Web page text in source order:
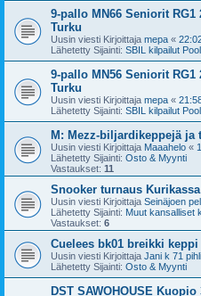
9-pallo MN66 Seniorit RG1
Turku
Uusin viesti Kirjoittaja mepa «
Lähetetty Sijainti: SBIL kilpailut Pool
9-pallo MN56 Seniorit RG1
Turku
Uusin viesti Kirjoittaja mepa «
Lähetetty Sijainti: SBIL kilpailut Pool
M: Mezz-biljardikeppejä ja
Uusin viesti Kirjoittaja Maaahelo «
Lähetetty Sijainti: Osto & Myynti
Vastaukset: 11
Snooker turnaus
Uusin viesti Kirjoittaja Seinäjoen
Lähetetty Sijainti: Muut kansalliset
Vastaukset: 6
Cuelees bk01 breikki keppi
Uusin viesti Kirjoittaja Jani k 71
Lähetetty Sijainti: Osto & Myynti
DST SAWOHOUSE Kuopio